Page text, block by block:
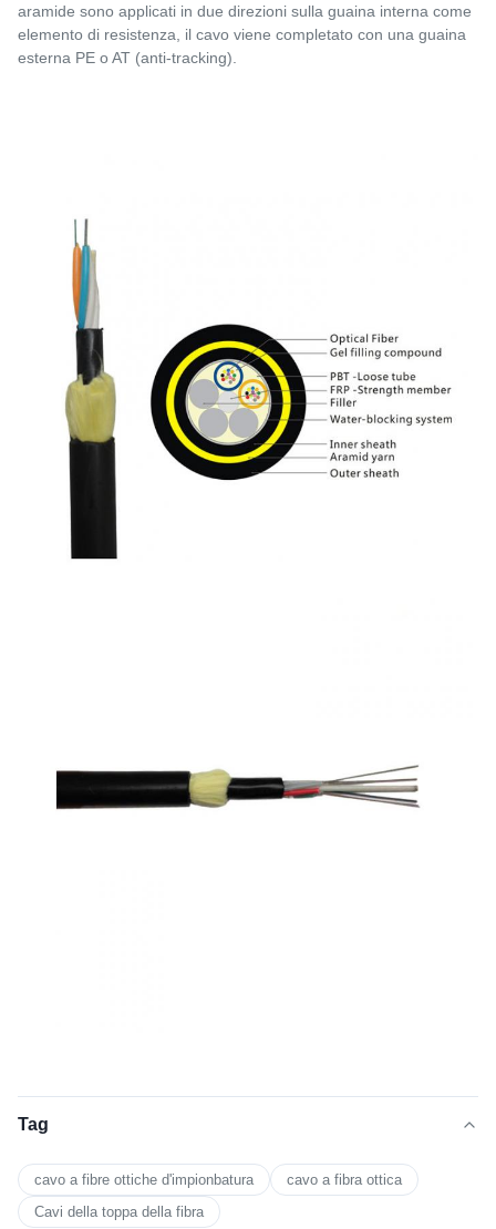
aramide sono applicati in due direzioni sulla guaina interna come
elemento di resistenza, il cavo viene completato con una guaina
esterna PE o AT (anti-tracking).
Tag
cavo a fibre ottiche d'impionbatura
cavo a fibra ottica
Cavi della toppa della fibra